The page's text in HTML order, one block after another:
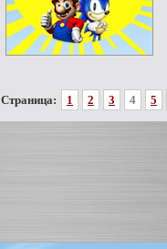
Страница: 1 2 3 4 5